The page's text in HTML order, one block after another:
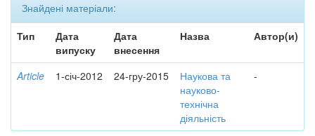
Знайдені матеріали:
Тип
Дата
випуску
Дата
внесення
Назва Автор(и)
Article 1-січ-2012 24-гру-2015
Наукова та
науково-
технічна
діяльність
-